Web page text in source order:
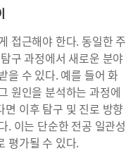
접근해야 한다. 동일한 주
구 과정에서 새로운 분야
을 수 있다. 예를 들어 화
원인을 분석하는 과정에
이후 탐구 및 진로 방향
. 이는 단순한 전공 일관성
평가될 수 있다.